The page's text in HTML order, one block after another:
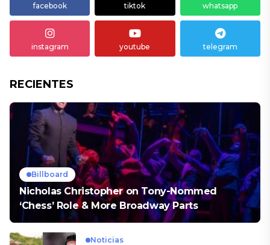
facebook tiktok whatsapp
instagram youtube telegram
RECIENTES
Billboard
Nicholas Christopher on Tony-Nommed
‘Chess’ Role & More Broadway Parts
Noticias